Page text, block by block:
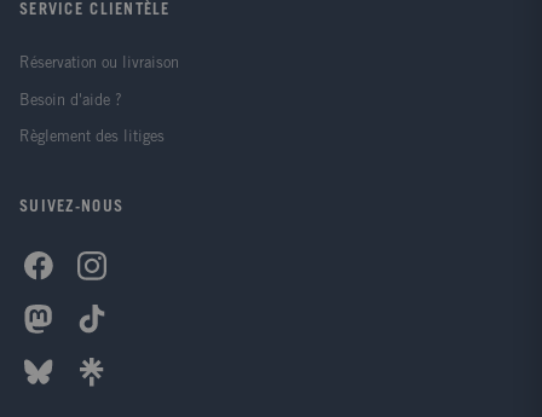
SERVICE CLIENTÈLE
Réservation ou livraison
Besoin d'aide ?
Règlement des litiges
SUIVEZ-NOUS